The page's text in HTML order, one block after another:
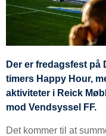
Der er fredagsfest
timers Happy Hour,
aktiviteter i Reick
mod Vendsyssel FF.
Det kommer til at